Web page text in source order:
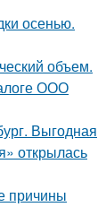
осенью.
объем.
ООО
Выгодная
открылась
причины